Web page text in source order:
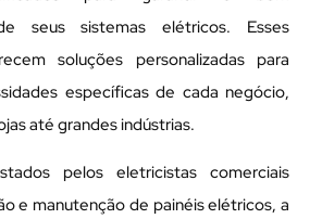
seus sistemas elétricos. Esses
soluções personalizadas para
específicas de cada negócio,
até grandes indústrias.
pelos eletricistas comerciais
e manutenção de painéis elétricos, a